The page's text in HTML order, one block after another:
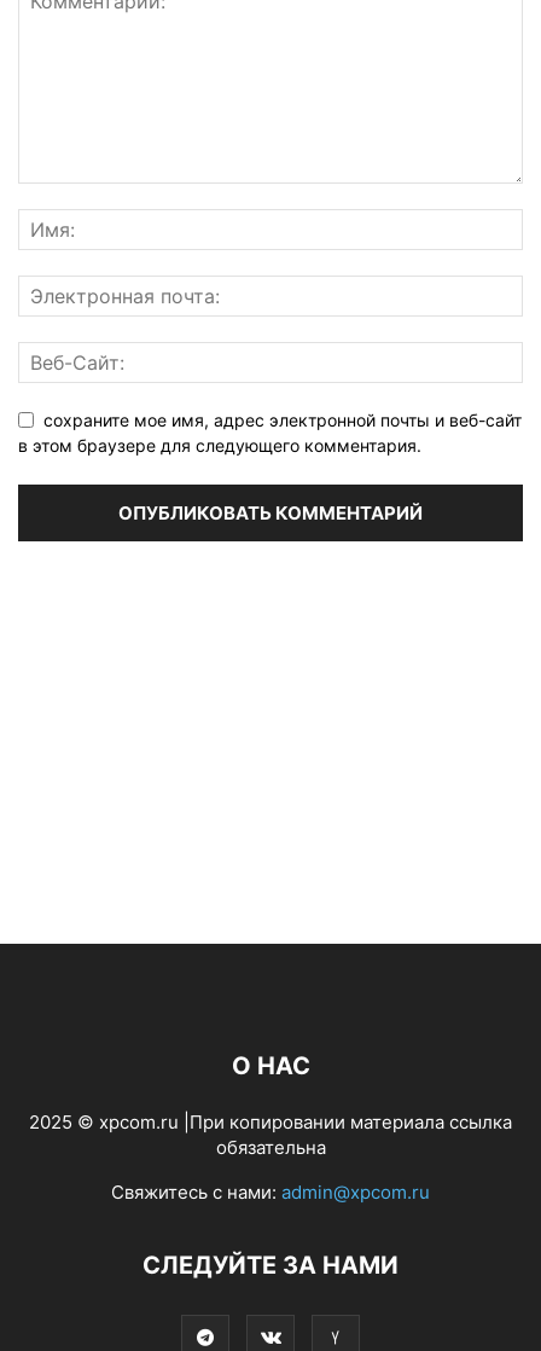
сохраните мое имя, адрес электронной почты и веб-сайт
в этом браузере для следующего комментария.
О НАС
2025 © xpcom.ru |При копировании материала ссылка
обязательна
Свяжитесь с нами: admin@xpcom.ru
СЛЕДУЙТЕ ЗА НАМИ